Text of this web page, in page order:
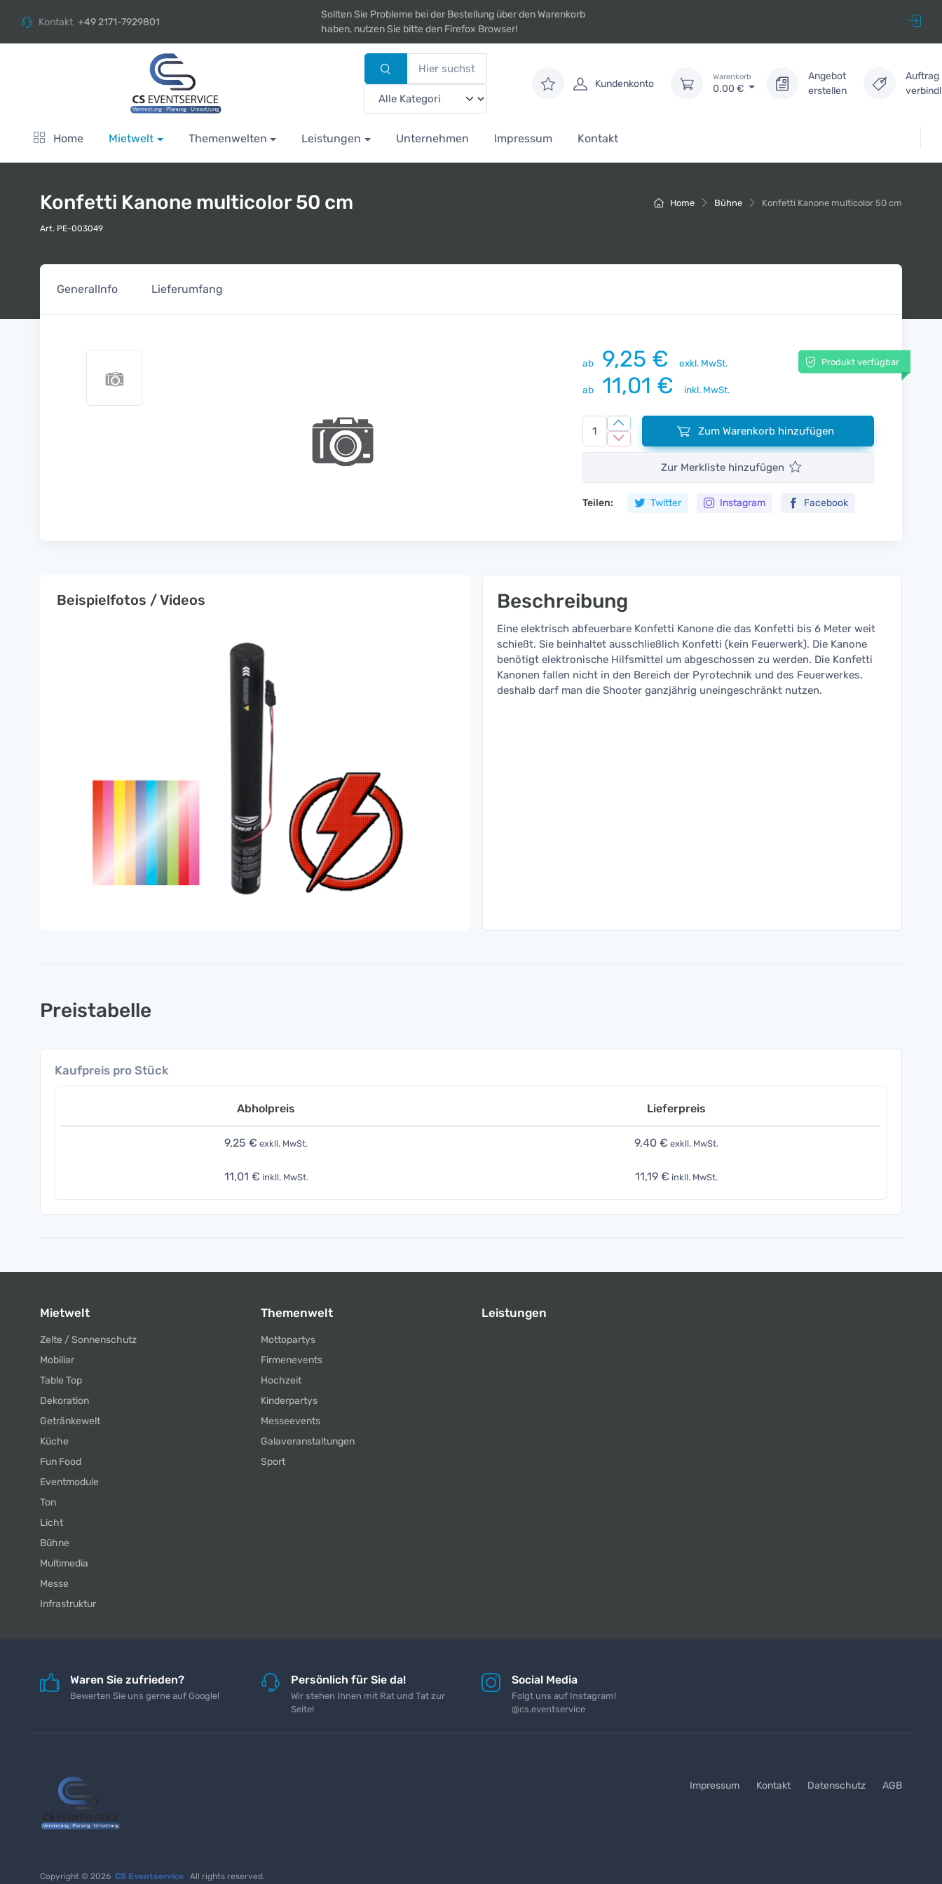
Kontakt +49 2171-7929801
Sollten Sie Probleme bei der Bestellung über den Warenkorb
haben, nutzen Sie bitte den Firefox Browser!
Kundenkonto
Warenkorb
0.00 €
Angebot
erstellen
Auftrag
Home Mietwelt Themenwelten Leistungen Unternehmen Impressum Kontakt
Home Bühne Konfetti Kanone multicolor 50 cm
Konfetti Kanone multicolor 50 cm
Art. PE-003049
GeneralInfo Lieferumfang
ab 9,25 € exkl. MwSt.
ab 11,01 € inkl. MwSt.
Produkt verfügbar
Zum Warenkorb hinzufügen
Zur Merkliste hinzufügen
Teilen: Twitter Instagram Facebook
Beispielfotos / Videos Beschreibung
Eine elektrisch abfeuerbare Konfetti Kanone die das Konfetti bis 6 Meter weit
schießt. Sie beinhaltet ausschließlich Konfetti (kein Feuerwerk). Die Kanone
benötigt elektronische Hilfsmittel um abgeschossen zu werden. Die Konfetti
Kanonen fallen nicht in den Bereich der Pyrotechnik und des Feuerwerkes,
deshalb darf man die Shooter ganzjährig uneingeschränkt nutzen.
Preistabelle
Kaufpreis pro Stück
Abholpreis Lieferpreis
9,25 € exkll. MwSt. 9,40 € exkll. MwSt.
11,01 € inkll. MwSt. 11,19 € inkll. MwSt.
Mietwelt
Zelte / Sonnenschutz
Mobiliar
Table Top
Dekoration
Getränkewelt
Küche
Fun Food
Eventmodule
Ton
Licht
Bühne
Multimedia
Messe
Infrastruktur
Themenwelt
Mottopartys
Firmenevents
Hochzeit
Kinderpartys
Messeevents
Galaveranstaltungen
Sport
Leistungen
Waren Sie zufrieden?
Bewerten Sie uns gerne auf Google!
Persönlich für Sie da!
Wir stehen Ihnen mit Rat und Tat zur
Seite!
Social Media
Folgt uns auf Instagram!
@cs.eventservice
Impressum Kontakt Datenschutz AGB
Copyright © 2026 CS Eventservice All rights reserved.